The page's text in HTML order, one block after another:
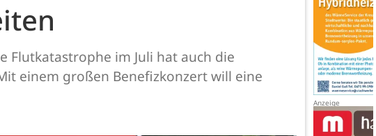
Flutkatastrophe im Juli hat auch die
einem großen Benefizkonzert will eine